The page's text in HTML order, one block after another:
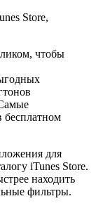
Store,
чтобы
бесплатном
для
iTunes Store.
находить
фильтры.